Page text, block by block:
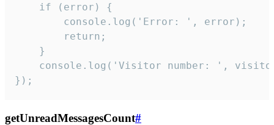
    if (error) {
        console.log('Error: ', error);
        return;
    }
console.log('Visitor number: ',
});
getUnreadMessagesCount#